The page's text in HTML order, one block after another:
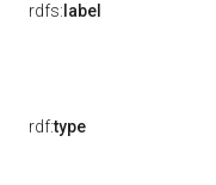
rdfs: label
rdf:type